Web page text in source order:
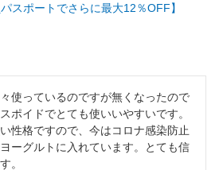
スポートでさらに最大12％OFF】
使っているのですが無くなったので
ポイドでとても使いいやすいです。
性格ですので、今はコロナ感染防止
ーグルトに入れています。とても信
。